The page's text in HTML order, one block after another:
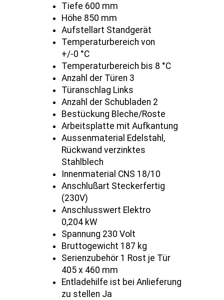
Tiefe 600 mm
Höhe 850 mm
Aufstellart Standgerät
Temperaturbereich von
+/-0 °C
Temperaturbereich bis 8 °C
Anzahl der Türen 3
Türanschlag Links
Anzahl der Schubladen 2
Bestückung Bleche/Roste
Arbeitsplatte mit Aufkantung
Aussenmaterial Edelstahl,
Rückwand verzinktes
Stahlblech
Innenmaterial CNS 18/10
Anschlußart Steckerfertig
(230V)
Anschlusswert Elektro
0,204 kW
Spannung 230 Volt
Bruttogewicht 187 kg
Serienzubehör 1 Rost je Tür
405 x 460 mm
Entladehilfe ist bei Anlieferung
zu stellen Ja